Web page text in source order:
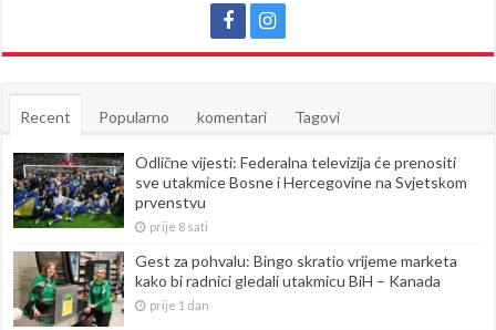
Recent Popularno komentari Tagovi
Odlične vijesti: Federalna televizija će prenositi
sve utakmice Bosne i Hercegovine na Svjetskom
prvenstvu
prije 8 sati
Gest za pohvalu: Bingo skratio vrijeme marketa
kako bi radnici gledali utakmicu BiH – Kanada
prije 1 dan